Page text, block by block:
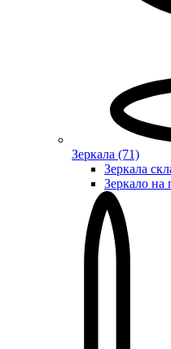
Зеркала (71)
Зеркала
Зеркало на